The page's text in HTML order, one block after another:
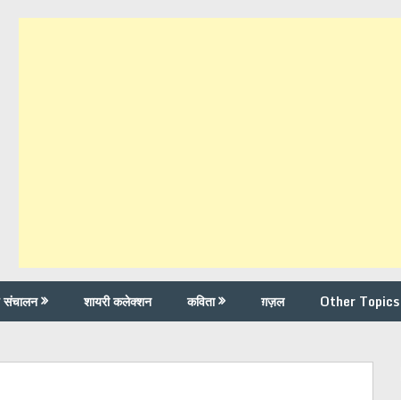
शायरी कलेक्शन कविता ग़ज़ल Other Topics